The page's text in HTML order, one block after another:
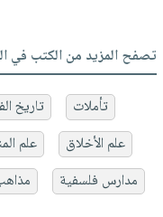
تصفح المزيد من الكتب في
تأملات تاريخ
علم الأخلاق
علم
مدارس فلسفية